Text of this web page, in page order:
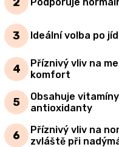
Ideální volba po
Příznivý vliv na
komfort
Obsahuje
antioxidanty
Příznivý vliv na
zvláště při